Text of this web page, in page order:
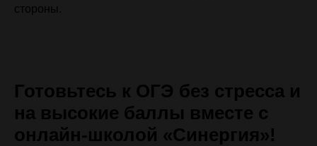
стороны.
Готовьтесь к ОГЭ без стресса и
на высокие баллы вместе с
онлайн-школой «Синергия»!